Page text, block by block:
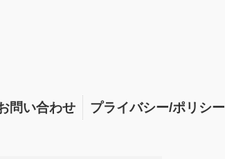
問い合わせ プライバシー/ポリシー